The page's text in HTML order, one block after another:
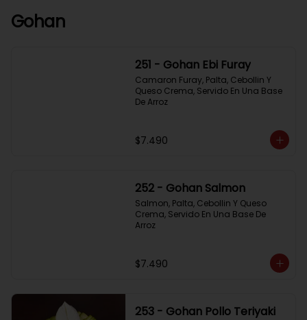
Gohan
251 - Gohan Ebi Furay
Camaron Furay, Palta, Cebollin Y
Queso Crema, Servido En Una Base
De Arroz
$7.490
252 - Gohan Salmon
Salmon, Palta, Cebollin Y Queso
Crema, Servido En Una Base De
Arroz
$7.490
253 - Gohan Pollo Teriyaki